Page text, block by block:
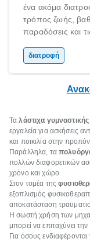
ένα ακόμα
τρόπος ζωής,
παραδόσεις και
και
διατροφή
Ταλάστιχα γυμναστικής
εργαλεία για ασκήσεις
και ποικιλία στην
Παράλληλα, τα
πολλών διαφορετικών
χρόνο και χώρο.
Στον τομέα της
εξοπλισμός
αποκατάσταση
Η σωστή χρήση των
μπορεί να επιταχύνει
Για όσους